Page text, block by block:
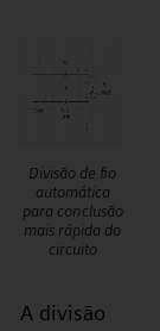
Divisão de fio
automática
para conclusão
mais rápida do
circuito
A divisão